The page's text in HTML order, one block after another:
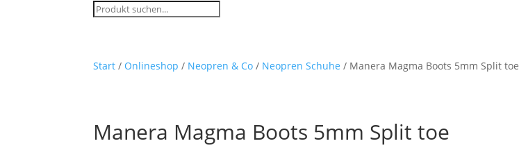
Start / Onlineshop / Neopren & Co / Neopren Schuhe / Manera Magma Boots 5mm Split toe
Manera Magma Boots 5mm Split toe